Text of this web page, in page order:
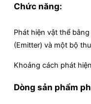
Chức năng:
Phát hiện vật thể
(Emitter) và một bộ
Khoảng cách phát
Dòng sản phẩm